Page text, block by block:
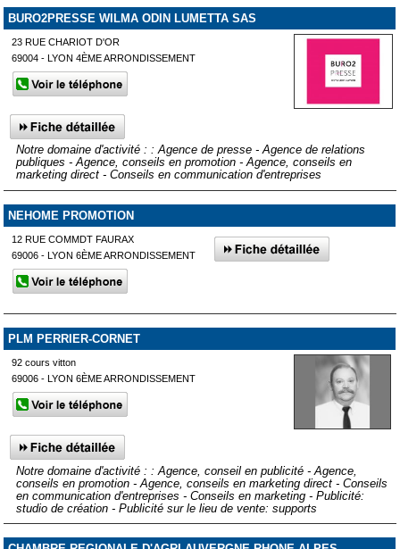
BURO2PRESSE WILMA ODIN LUMETTA SAS
23 RUE CHARIOT D'OR
69004 - LYON 4ÈME ARRONDISSEMENT
Notre domaine d'activité : : Agence de presse - Agence de relations
publiques - Agence, conseils en promotion - Agence, conseils en
marketing direct - Conseils en communication d'entreprises
NEHOME PROMOTION
12 RUE COMMDT FAURAX
69006 - LYON 6ÈME ARRONDISSEMENT
PLM PERRIER-CORNET
92 cours vitton
69006 - LYON 6ÈME ARRONDISSEMENT
Notre domaine d'activité : : Agence, conseil en publicité - Agence,
conseils en promotion - Agence, conseils en marketing direct - Conseils
en communication d'entreprises - Conseils en marketing - Publicité:
studio de création - Publicité sur le lieu de vente: supports